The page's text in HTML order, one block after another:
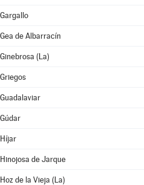
Gargallo
Gea de Albarracín
Ginebrosa (La)
Griegos
Guadalaviar
Gúdar
Híjar
Hinojosa de Jarque
Hoz de la Vieja (La)